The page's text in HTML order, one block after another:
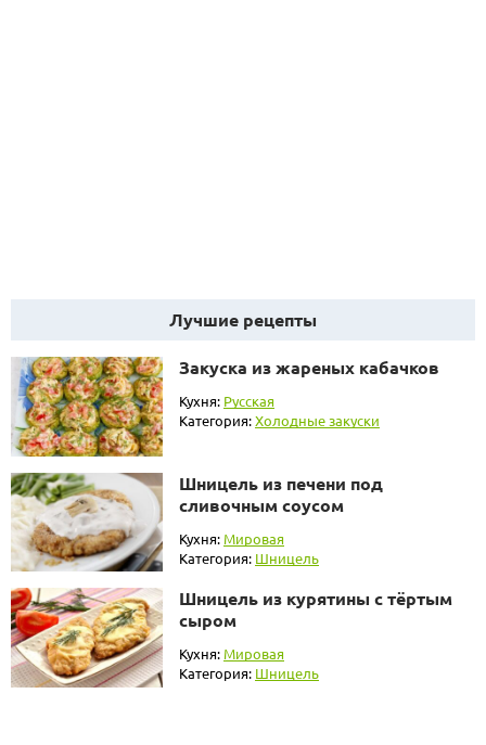
Лучшие рецепты
Закуска из жареных кабачков
Кухня: Русская
Категория:Холодные закуски
Шницель из печени под
сливочным соусом
Кухня: Мировая
Категория: Шницель
Шницель из курятины с тёртым
сыром
Кухня:Мировая
Категория: Шницель